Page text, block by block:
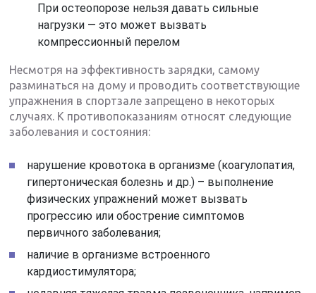
При остеопорозе нельзя давать сильные
нагрузки — это может вызвать
компрессионный перелом
Несмотря на эффективность зарядки, самому
разминаться на дому и проводить соответствующие
упражнения в спортзале запрещено в некоторых
случаях. К противопоказаниям относят следующие
заболевания и состояния:
нарушение кровотока в организме (коагулопатия,
гипертоническая болезнь и др.) – выполнение
физических упражнений может вызвать
прогрессию или обострение симптомов
первичного заболевания;
наличие в организме встроенного
кардиостимулятора;